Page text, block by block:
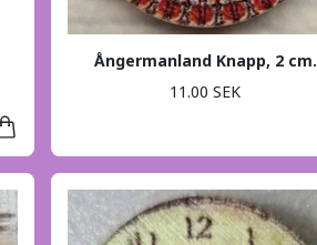
Ångermanland Knapp, 2 cm.
11.00 SEK